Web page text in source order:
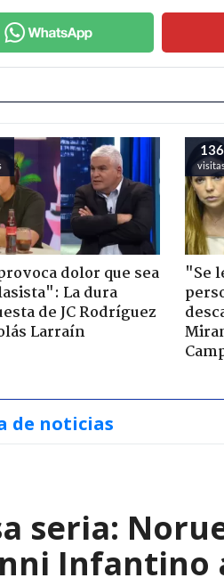
dolor que sea
La dura
de JC Rodríguez
Larraín
136
"Se
de noticias
seria:
Infantino